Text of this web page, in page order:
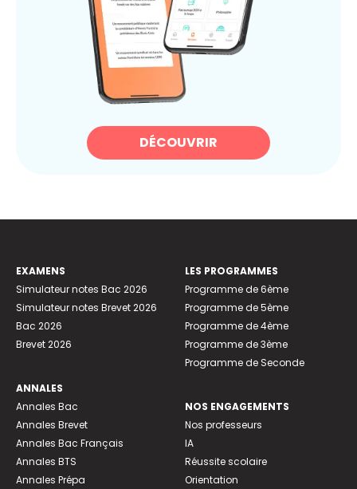
DÉCOUVRIR
EXAMENS
Simulateur notes Bac 2026
Simulateur notes Brevet 2026
Bac 2026
Brevet 2026
ANNALES
Annales Bac
Annales Brevet
Annales Bac Français
Annales BTS
Annales Prépa
LES PROGRAMMES
Programme de 6ème
Programme de 5ème
Programme de 4ème
Programme de 3ème
Programme de Seconde
NOS ENGAGEMENTS
Nos professeurs
IA
Réussite scolaire
Orientation